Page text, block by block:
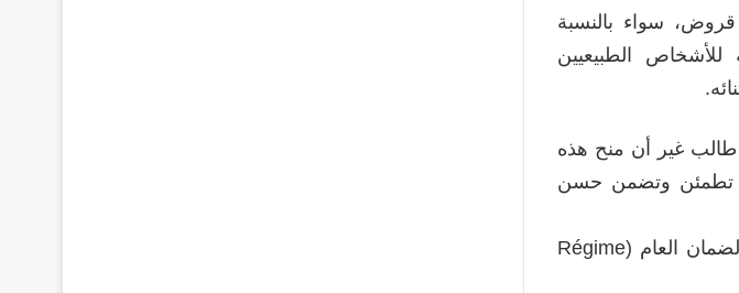
سواء بالنسبة
للأشخاص الطبيعيين
غير أن منح هذه
تطمئن وتضمن حسن
ولقد أحاط المشرع المغربي الدائن العادي، بنوع من الحماية بإقراره نظام الضمان العام (Régime